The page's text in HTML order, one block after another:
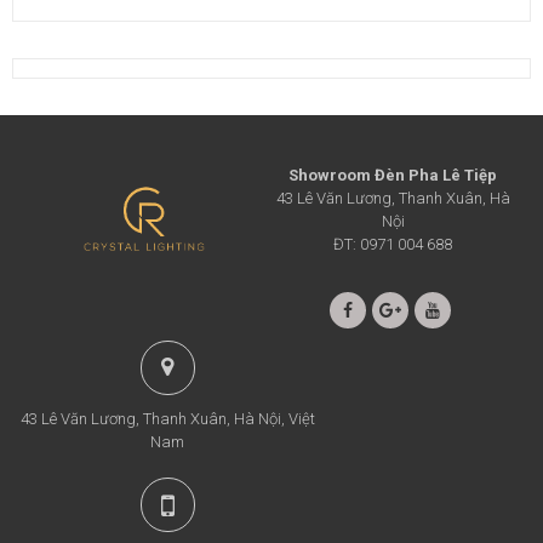
Showroom Đèn Pha Lê Tiệp
43 Lê Văn Lương, Thanh Xuân, Hà
Nội
ĐT: 0971 004 688
43 Lê Văn Lương, Thanh Xuân, Hà Nội, Việt
Nam